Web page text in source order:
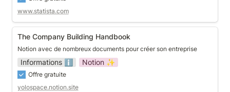
www.statista.com
The Company Building Handbook
The Company Building Handbook
Notion avec de nombreux documents pour créer son entreprise
Informations ℹ️ Notion ✨
Offre gratuite
yolospace.notion.site